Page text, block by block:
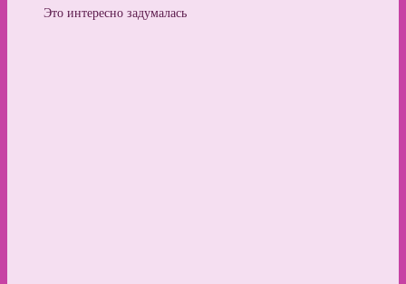
Это интересно задумалась